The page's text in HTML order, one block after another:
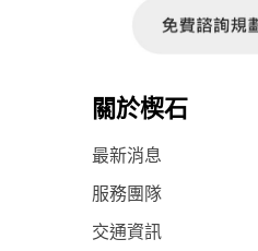
關於楔石
最新消息
服務團隊
交通資訊